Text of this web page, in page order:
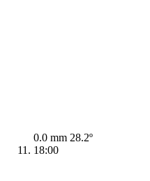
0.0 mm 28.2º
18:00